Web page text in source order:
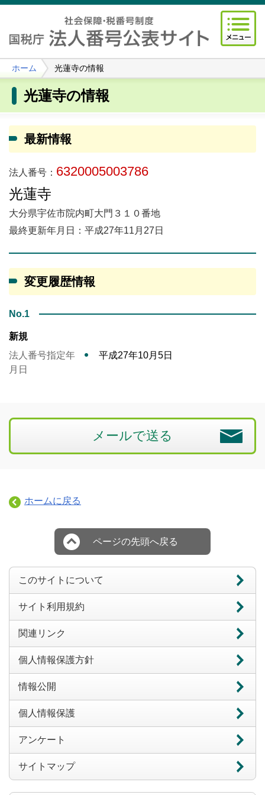
ホーム 光蓮寺の情報
光蓮寺の情報
最新情報
法人番号： 6320005003786
光蓮寺
大分県宇佐市院内町大門３１０番地
最終更新年月日：平成27年11月27日
変更履歴情報
No.1
新規
法人番号指定年
月日
平成27年10月5日
メールで送る
ホームに戻る
ページの先頭へ戻る
このサイトについて
サイト利用規約
関連リンク
個人情報保護方針
情報公開
個人情報保護
アンケート
サイトマップ